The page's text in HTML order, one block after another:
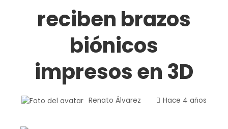
reciben brazos
biónicos
impresos en 3D
Renato Álvarez Hace 4 años